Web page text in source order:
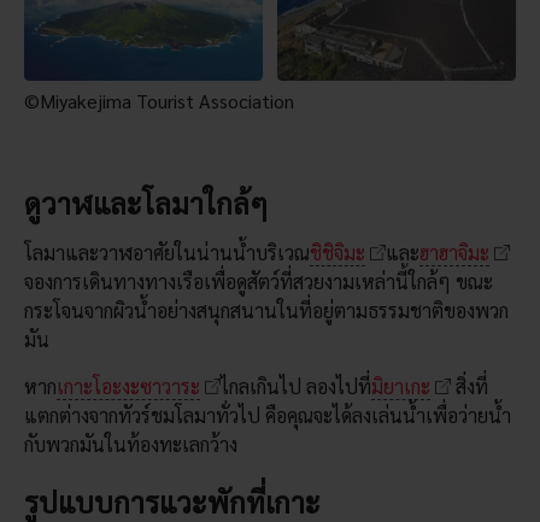
©Miyakejima Tourist Association
ดูวาฬและโลมาใกล้ๆ
โลมาและวาฬอาศัยในน่านน้ำบริเวณชิชิจิมะ และฮาฮาจิมะ
จองการเดินทางทางเรือเพื่อดูสัตว์ที่สวยงามเหล่านี้ใกล้ๆ ขณะ
กระโจนจากผิวน้ำอย่างสนุกสนานในที่อยู่ตามธรรมชาติของพวก
มัน
หากเกาะโอะงะซาวาระ ไกลเกินไป ลองไปที่มิยาเกะ
สิ่งที่
แตกต่างจากทัวร์ชมโลมาทั่วไป คือคุณจะได้ลงเล่นน้ำเพื่อว่ายน้ำ
กับพวกมันในท้องทะเลกว้าง
รูปแบบการแวะพักที่เกาะ